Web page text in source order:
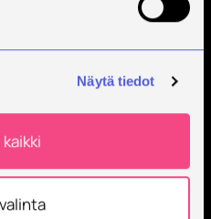
Näytä tiedot
työelämäläheinen
tutkii, kehittää ja